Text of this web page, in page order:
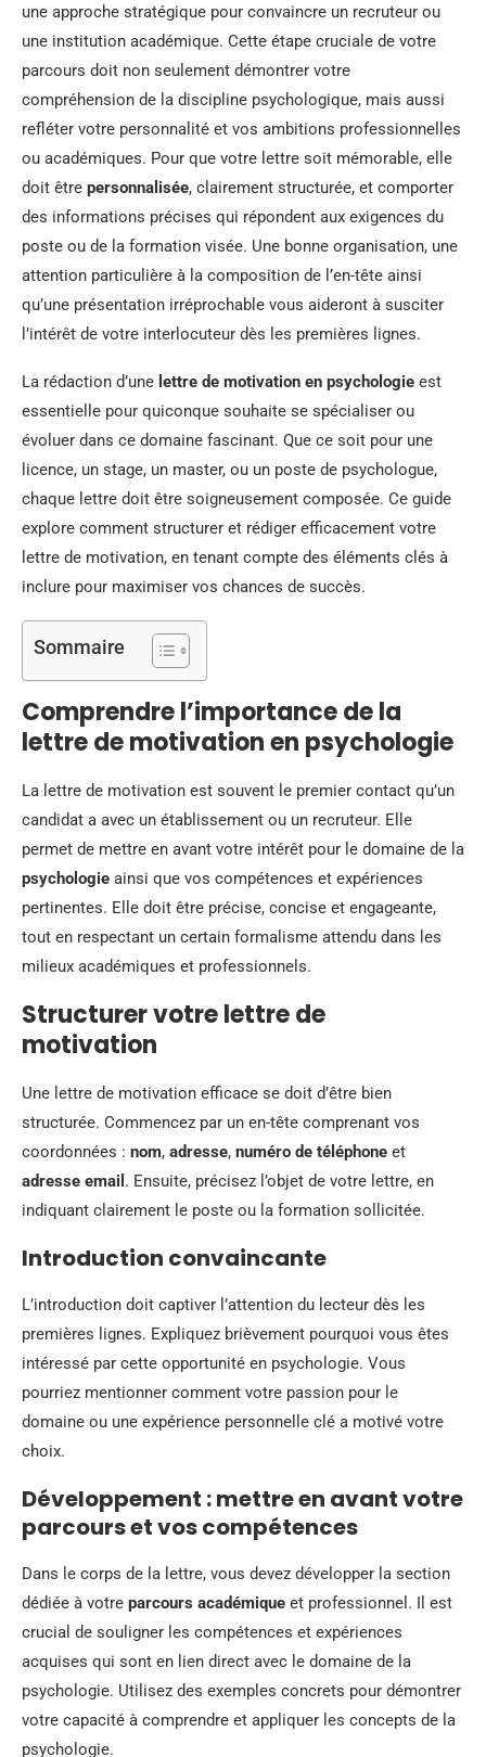
une approche stratégique pour convaincre un recruteur ou
une institution académique. Cette étape cruciale de votre
parcours doit non seulement démontrer votre
compréhension de la discipline psychologique, mais aussi
refléter votre personnalité et vos ambitions professionnelles
ou académiques. Pour que votre lettre soit mémorable, elle
doit être personnalisée, clairement structurée, et comporter
des informations précises qui répondent aux exigences du
poste ou de la formation visée. Une bonne organisation, une
attention particulière à la composition de l’en-tête ainsi
qu’une présentation irréprochable vous aideront à susciter
l’intérêt de votre interlocuteur dès les premières lignes.
La rédaction d’une lettre de motivation en psychologie est
essentielle pour quiconque souhaite se spécialiser ou
évoluer dans ce domaine fascinant. Que ce soit pour une
licence, un stage, un master, ou un poste de psychologue,
chaque lettre doit être soigneusement composée. Ce guide
explore comment structurer et rédiger efficacement votre
lettre de motivation, en tenant compte des éléments clés à
inclure pour maximiser vos chances de succès.
Sommaire
Comprendre l’importance de la
lettre de motivation en psychologie
La lettre de motivation est souvent le premier contact qu’un
candidat a avec un établissement ou un recruteur. Elle
permet de mettre en avant votre intérêt pour le domaine de la
psychologie ainsi que vos compétences et expériences
pertinentes. Elle doit être précise, concise et engageante,
tout en respectant un certain formalisme attendu dans les
milieux académiques et professionnels.
Structurer votre lettre de
motivation
Une lettre de motivation efficace se doit d’être bien
structurée. Commencez par un en-tête comprenant vos
coordonnées : nom, adresse, numéro de téléphone et
adresse email . Ensuite, précisez l’objet de votre lettre, en
indiquant clairement le poste ou la formation sollicitée.
Introduction convaincante
L’introduction doit captiver l’attention du lecteur dès les
premières lignes. Expliquez brièvement pourquoi vous êtes
intéressé par cette opportunité en psychologie. Vous
pourriez mentionner comment votre passion pour le
domaine ou une expérience personnelle clé a motivé votre
choix.
Développement : mettre en avant votre
parcours et vos compétences
Dans le corps de la lettre, vous devez développer la section
dédiée à votre parcours académique et professionnel. Il est
crucial de souligner les compétences et expériences
acquises qui sont en lien direct avec le domaine de la
psychologie. Utilisez des exemples concrets pour démontrer
votre capacité à comprendre et appliquer les concepts de la
psychologie.